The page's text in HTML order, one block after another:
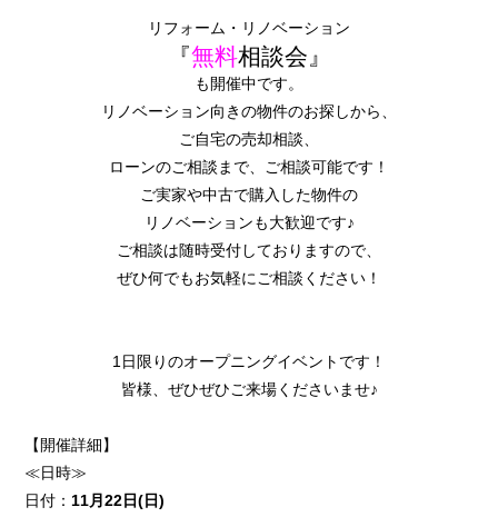
リフォーム・リノベーション
『無料相談会』
も開催中です。
リノベーション向きの物件のお探しから、
ご自宅の売却相談、
ローンのご相談まで、ご相談可能です！
ご実家や中古で購入した物件の
リノベーションも大歓迎です♪
ご相談は随時受付しておりますので、
ぜひ何でもお気軽にご相談ください！
1日限りのオープニングイベントです！
皆様、ぜひぜひご来場くださいませ♪
【開催詳細】
≪日時≫
日付： 11月22日(日)